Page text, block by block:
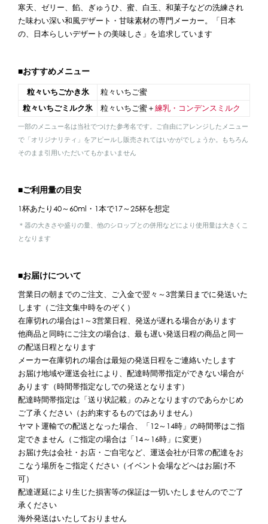
寒天、ゼリー、餡、ぎゅうひ、蜜、白玉、和菓子などの洗練され
た味わい深い和風デザート・甘味素材の専門メーカー。「日本
の、日本らしいデザートの美味しさ」を追求しています
■おすすめメニュー
粒々いちごかき氷
粒々いちご蜜
粒々いちごミルク氷
粒々いちご蜜＋練乳・コンデンスミルク
一部のメニュー名は当社でつけた参考名です。ご自由にアレンジしたメニュー
で「オリジナリティ」をアピールし販売されてはいかがでしょうか。もちろん
そのまま引用いただいてもかまいません
■ご利用量の目安
1杯あたり40～60ml・1本で17～25杯を想定
＊器の大きさや盛りの量、他のシロップとの併用などにより使用量は大きくこ
となります
■お届けについて
営業日の朝までのご注文、ご入金で翌々～3営業日までに発送いた
します（ご注文集中時をのぞく）
在庫切れの場合は1～3営業日程、発送が遅れる場合があります
他商品と同時にご注文の場合は、最も遅い発送日程の商品と同一
の配送日程となります
メーカー在庫切れの場合は最短の発送日程をご連絡いたします
お届け地域や運送会社により、配達時間帯指定ができない場合が
あります（時間帯指定なしでの発送となります）
配達時間帯指定は「送り状記載」のみとなりますのであらかじめ
ご了承ください（お約束するものではありません）
ヤマト運輸での配送となった場合、「12～14時」の時間帯はご指
定できません（ご指定の場合は「14～16時」に変更）
お届け先は会社・お店・ご自宅など、運送会社が日常の配達をお
こなう場所をご指定ください（イベント会場などへはお届け不
可）
配達遅延により生じた損害等の保証は一切いたしませんのでご了
承ください
海外発送はいたしておりません